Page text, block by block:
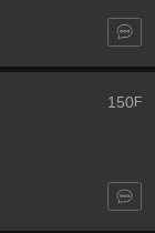
150F